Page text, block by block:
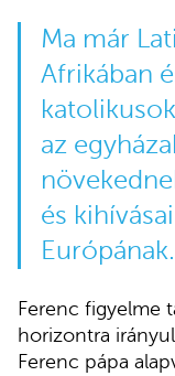
Ma már
Afrikában
az
és
Európának.
Ferenc figyelme
horizontra
Ferenc pápa